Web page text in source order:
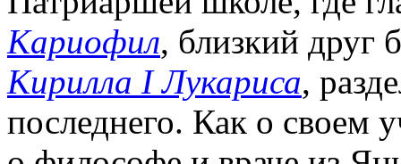
Кариофил, близкий друг
Кирилла I Лукариса,
последнего. Как о своем